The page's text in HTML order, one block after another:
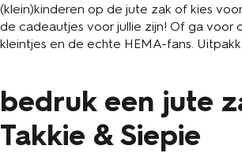
(klein)kinderen op de jute zak of kies
de cadeautjes voor jullie zijn! Of ga voor
kleintjes en de echte HEMA-fans.
bedruk een jute
Takkie & Siepie